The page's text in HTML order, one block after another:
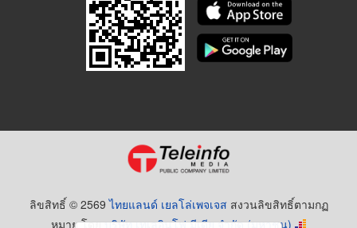
ลิขสิทธิ์ © 2569ไทยแลนด์ เยลโล่เพจเจส สงวนลิขสิทธิ์ตามกฏ
หมาย โดยบริษัท เทเลอินโฟ มีเดีย จำกัด (มหาชน)